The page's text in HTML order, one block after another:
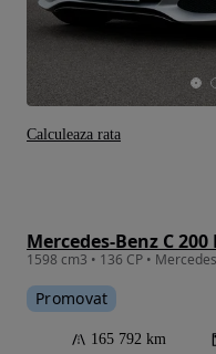
Mercedes-Benz C 200
1598 cm3 • 136 CP •
Promovat
165 792 km
Calculeaza rata